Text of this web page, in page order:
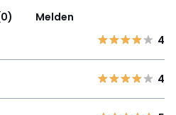
Melden
4
4